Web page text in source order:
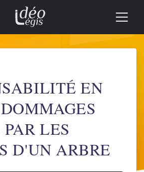
EN
LES
D'UN ARBRE